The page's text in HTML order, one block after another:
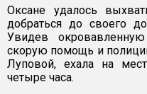
Оксане удалось
добраться до своего
Увидев
скорую помощь и
Луповой, ехала на
четыре часа.